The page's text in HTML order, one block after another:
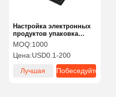
Контроль
Контактные
Настройка электронных
продуктов упаковка
плоская закаленная
пленка Kraft Paper Screen
Protector упаковочная
MOQ:1000
Цена:USD0.1-200
Лучшая
Побеседуйте